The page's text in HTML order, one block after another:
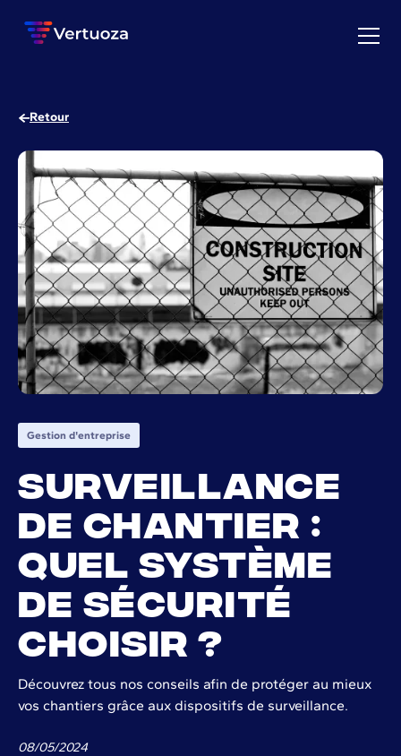
Retour
Gestion d'entreprise
Surveillance
de chantier :
quel système
de sécurité
choisir ?
Découvrez tous nos conseils afin de protéger au mieux
vos chantiers grâce aux dispositifs de surveillance.
08/05/2024